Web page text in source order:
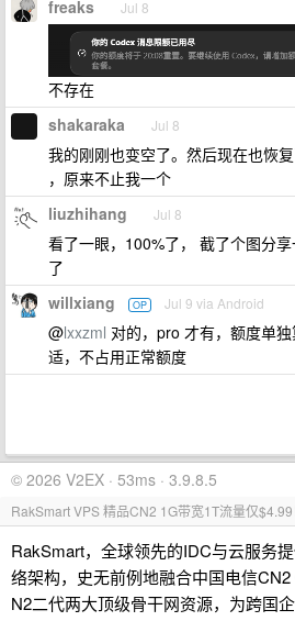
freaks Jul 8
不存在
shakaraka Jul 8
我的刚刚也变空了。然后现在也恢
，原来不止我一个
liuzhihang Jul 8
看了一眼，100%了， 截了个图分
了
willxiang OP Jul 9 via Android
@lxxzml 对的，pro 才有，额度单
适，不占用正常额度
© 2026 V2EX · 53ms · 3.9.8.5
RakSmart VPS 精品CN2 1G带宽1T流量仅
RakSmart，全球领先的IDC与云服务
络架构，史无前例地融合中国电信
N2二代两大顶级骨干网资源，为跨国